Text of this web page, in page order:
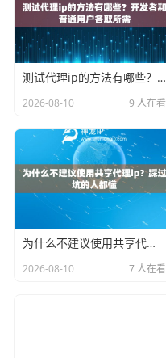
测试代理ip的方法有哪些？开发者和普通用户各取所需
2026-08-10 9 人在看
为什么不建议使用共享代理ip？踩过坑的人都懂
2026-08-10 7 人在看